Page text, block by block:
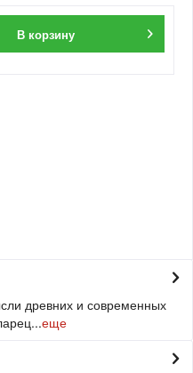
В корзину
древних и современных
еще